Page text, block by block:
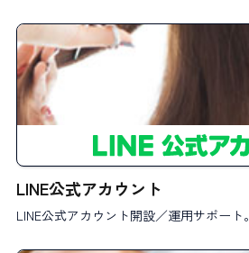
LINE公式アカウント
LINE公式アカウント開設／運用サポート。